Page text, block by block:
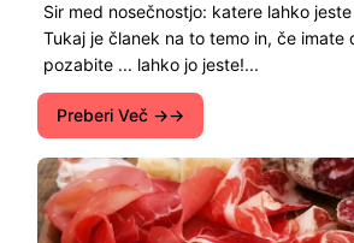
Sir med nosečnostjo: katere lahko
Tukaj je članek na to temo in, če imate
pozabite ... lahko jo jeste!...
Preberi Več →